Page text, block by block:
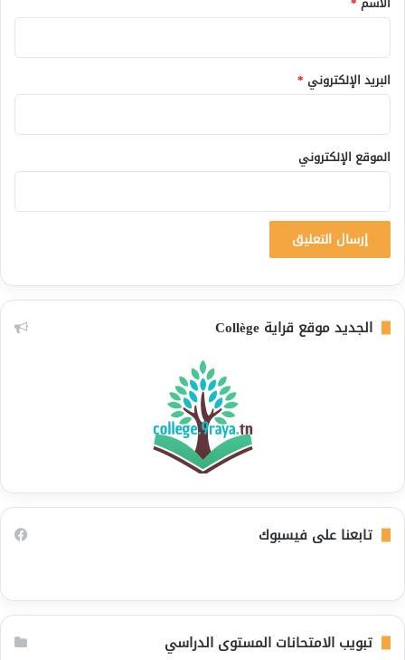
البريد الإلكتروني *
الموقع الإلكتروني
الجديد موقع قراية Collège
تابعنا على فيسبوك
تبويب الامتحانات المستوى الدراسي